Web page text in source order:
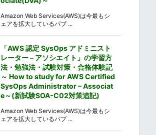
Amazon Web Services(AWS)は今最もシ
ェアを拡大しているパブ ...
「AWS 認定 SysOps アドミニスト
レーター – アソシエイト」の学習方
法・勉強法・試験対策・合格体験記
～ How to study for AWS Certified
SysOps Administrator – Associat
e～(新試験SOA-C02対策追記)
Amazon Web Services(AWS)は今最もシ
ェアを拡大しているパブ ...